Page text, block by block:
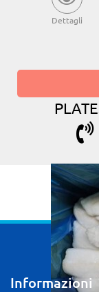
Dettagli
Informazioni